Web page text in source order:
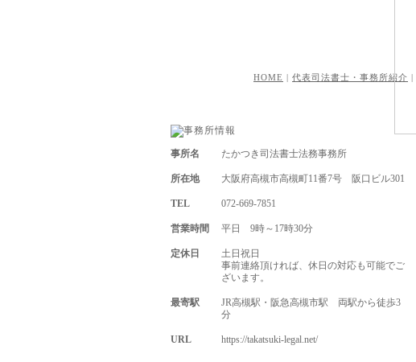
HOME | 代表司法書士・事務所紹介 |
事所名 たかつき司法書士法務事務所
所在地 大阪府高槻市高槻町11番7号 阪口ビル301
TEL 072-669-7851
営業時間 平日 9時～17時30分
定休日
土日祝日
事前連絡頂ければ、休日の対応も可能でご
ざいます。
最寄駅
JR高槻駅・阪急高槻市駅 両駅から徒歩3
分
URL
https://takatsuki-legal.net/